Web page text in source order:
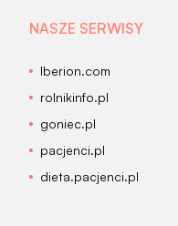
NASZE SERWISY
Iberion.com
rolnikinfo.pl
goniec.pl
pacjenci.pl
dieta.pacjenci.pl